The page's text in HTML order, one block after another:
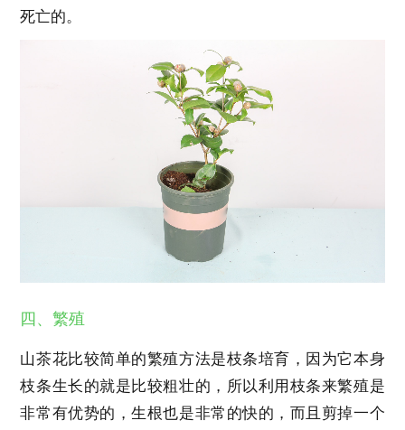
死亡的。
四、繁殖
山茶花比较简单的繁殖方法是枝条培育，因为它本身
枝条生长的就是比较粗壮的，所以利用枝条来繁殖是
非常有优势的，生根也是非常的快的，而且剪掉一个